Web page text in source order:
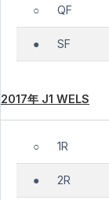
○ QF
● SF
2017年 J1 WELS
○ 1R
● 2R